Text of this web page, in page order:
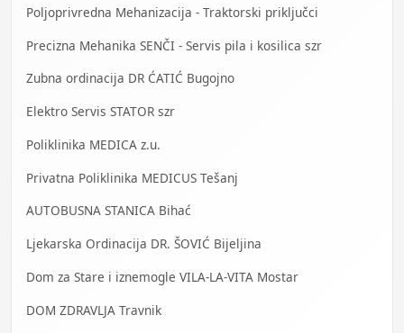
Poljoprivredna Mehanizacija - Traktorski priključci
Precizna Mehanika SENČI - Servis pila i kosilica szr
Zubna ordinacija DR ĆATIĆ Bugojno
Elektro Servis STATOR szr
Poliklinika MEDICA z.u.
Privatna Poliklinika MEDICUS Tešanj
AUTOBUSNA STANICA Bihać
Ljekarska Ordinacija DR. ŠOVIĆ Bijeljina
Dom za Stare i iznemogle VILA-LA-VITA Mostar
DOM ZDRAVLJA Travnik